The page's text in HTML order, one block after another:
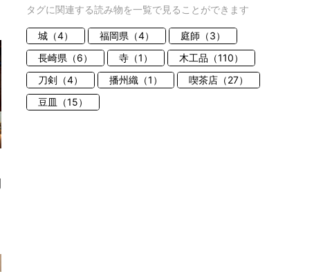
タグに関連する読み物を一覧で見ることができます
城（4） 福岡県（4）
庭師（3）
長崎県（6）
寺（1）
木工品（110）
刀剣（4）
播州織（1）
喫茶店（27）
豆皿（15）